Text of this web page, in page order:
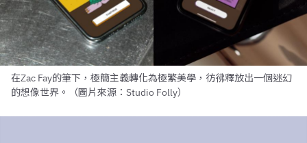
在Zac Fay的筆下，極簡主義轉化為極繁美學，彷彿釋放出一個迷幻
的想像世界。（圖片來源：Studio Folly）